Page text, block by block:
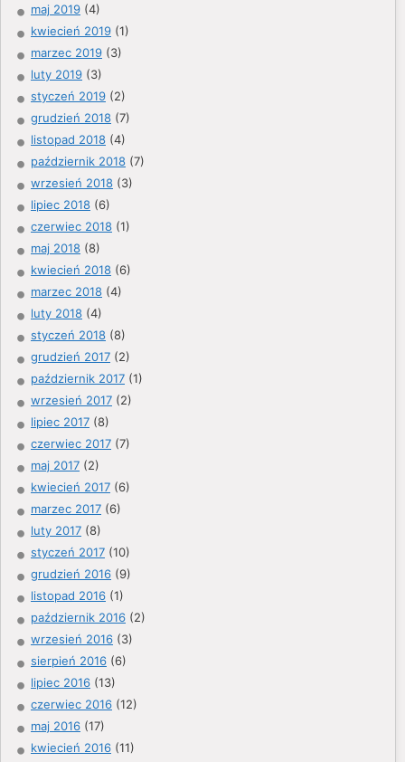
maj 2019 (4)
kwiecień 2019 (1)
marzec 2019 (3)
luty 2019 (3)
styczeń 2019 (2)
grudzień 2018 (7)
listopad 2018 (4)
październik 2018 (7)
wrzesień 2018 (3)
lipiec 2018 (6)
czerwiec 2018 (1)
maj 2018 (8)
kwiecień 2018 (6)
marzec 2018 (4)
luty 2018 (4)
styczeń 2018 (8)
grudzień 2017 (2)
październik 2017 (1)
wrzesień 2017 (2)
lipiec 2017 (8)
czerwiec 2017 (7)
maj 2017 (2)
kwiecień 2017 (6)
marzec 2017 (6)
luty 2017 (8)
styczeń 2017 (10)
grudzień 2016 (9)
listopad 2016 (1)
październik 2016 (2)
wrzesień 2016 (3)
sierpień 2016 (6)
lipiec 2016 (13)
czerwiec 2016 (12)
maj 2016 (17)
kwiecień 2016 (11)